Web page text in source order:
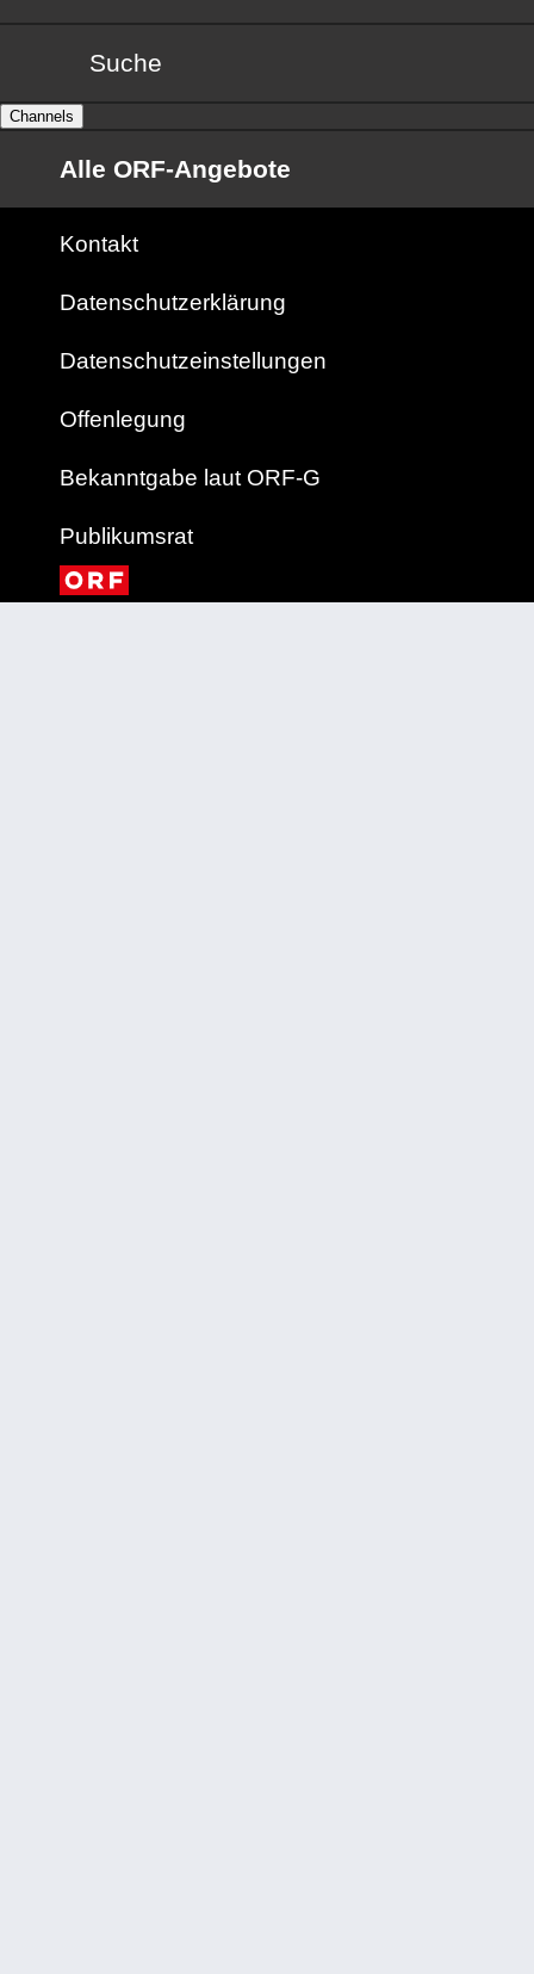
Suche
Channels
Alle ORF-Angebote
Kontakt
Datenschutzerklärung
Datenschutzeinstellungen
Offenlegung
Bekanntgabe laut ORF-G
Publikumsrat